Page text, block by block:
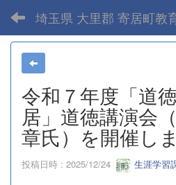
令和７年度「道
居」道徳講演会
章氏）を開催し
投稿日時 : 2025/12/24 生涯学習